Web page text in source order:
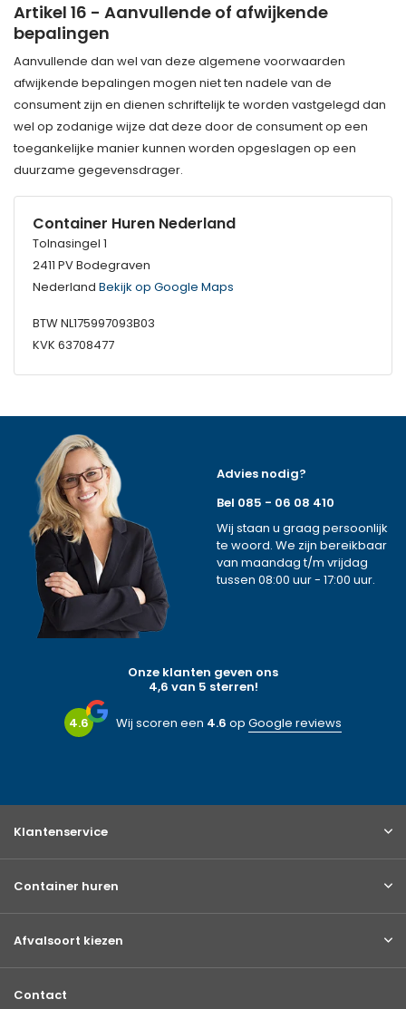
Artikel 16 - Aanvullende of afwijkende
bepalingen
Aanvullende dan wel van deze algemene voorwaarden
afwijkende bepalingen mogen niet ten nadele van de
consument zijn en dienen schriftelijk te worden vastgelegd dan
wel op zodanige wijze dat deze door de consument op een
toegankelijke manier kunnen worden opgeslagen op een
duurzame gegevensdrager.
Container Huren Nederland
Tolnasingel 1
2411 PV Bodegraven
Nederland Bekijk op Google Maps
BTW NL175997093B03
KVK 63708477
Advies nodig?
Bel 085 - 06 08 410
Wij staan u graag persoonlijk
te woord. We zijn bereikbaar
van maandag t/m vrijdag
tussen 08:00 uur - 17:00 uur.
Onze klanten geven ons
4,6 van 5 sterren!
4.6 Wij scoren een 4.6 op Google reviews
Klantenservice
Container huren
Afvalsoort kiezen
Contact